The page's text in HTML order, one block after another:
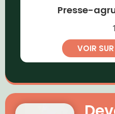
Presse-
1
VOIR